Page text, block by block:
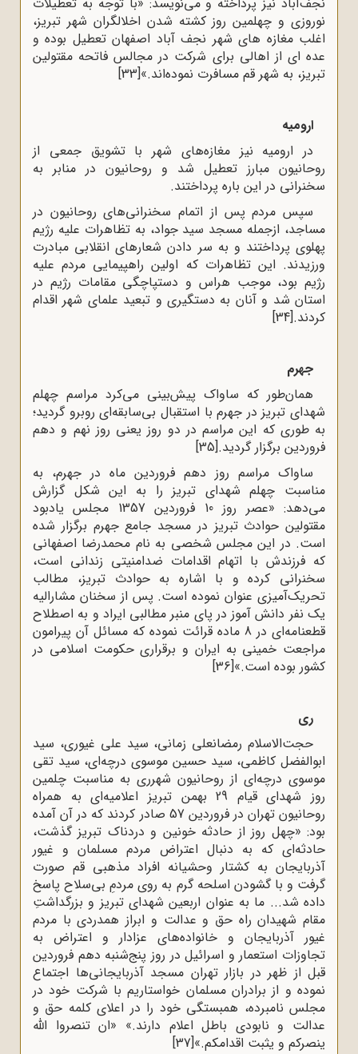
نوروزی و چهلمین روز کشته شدن اخلالگران شهر تبریز،
اغلب مغازه های شهر نجف آباد اصفهان تعطیل بوده و
عده ای از اهالی برای شرکت در مجالس فاتحه مقتولین
تبریز، به شهر قم مسافرت نموده‌اند.»[33]
ارومیه
در ارومیه نیز مغازه‌های شهر با تشویق جمعی از
روحانیون مبارز تعطیل شد و روحانیون در منابر به
سخنرانی در این باره پرداختند.
سپس مردم پس از اتمام سخنرانی‌های روحانیون در
مساجد، ازجمله مسجد سید جواد، به تظاهرات علیه رژیم
پهلوی پرداختند و به سر دادن شعارهای انقلابی مبادرت
ورزیدند. این تظاهرات که اولین راهپیمایی مردم علیه
رژیم بود، موجب هراس و دستپاچگی مقامات رژیم در
استان شد و آنان به دستگیری و تبعید علمای شهر اقدام
کردند.[34]
جهرم
همان‌طور که ساواک پیش‌بینی می‌کرد مراسم چهلم
شهدای تبریز در جهرم با استقبال بی‌سابقه‌ای روبرو گردید؛
به طوری که این مراسم در دو روز یعنی روز نهم و دهم
فروردین برگزار گردید.[35]
ساواک مراسم روز دهم فروردین ماه در جهرم، به
مناسبت چهلم شهدای تبریز را به این شکل گزارش
می‌دهد: «عصر روز 10 فروردین 1357 مجلس یادبود
مقتولین حوادث تبریز در مسجد جامع جهرم برگزار شده
است. در این مجلس شخصی به نام محمدرضا اصفهانی
که فرزندش با اتهام اقدامات ضدامنیتی زندانی است،
سخنرانی کرده و با اشاره به حوادث تبریز، مطالب
تحریک‌آمیزی عنوان نموده است. پس از سخنان مشارالیه
یک نفر دانش آموز در پای منبر مطالبی ایراد و به اصطلاح
قطعنامه‌ای در 8 ماده قرائت نموده که مسائل آن پیرامون
مراجعت خمینی به ایران و برقراری حکومت اسلامی در
کشور بوده است.»[36]
ری
حجت‌الاسلام رمضانعلی زمانی، سید علی غیوری، سید
ابوالفضل کاظمی، سید حسین موسوی درچه‌ای، سید تقی
موسوی درچه‌ای از روحانیون شهرری به‌ مناسبت چلمین
روز شهدای قیام 29 بهمن تبریز اعلامیه‌ای به همراه
روحانیون تهران در فروردین 57 صادر کردند که در آن آمده
بود: «چهل روز از حادثه‌ خونین و دردناک تبریز گذشت،
حادثه‌‌ای که به ‌دنبال اعتراض مردم مسلمان و غیور
آذربایجان به کشتار وحشیانه‌ افراد مذهبی قم صورت
گرفت و با گشودن اسلحه‌ گرم به روی مردمِ بی‌سلاح پاسخ
داده شد... ما به عنوان اربعین شهدای تبریز و بزرگداشتِ
مقام شهیدان راه حق و عدالت و ابراز همدردی با مردم
غیور آذربایجان و خانواده‌های عزادار و اعتراض به
تجاوزات استعمار و اسرائیل در روز پنج‌شنبه دهم فروردین
قبل از ظهر در بازار تهران مسجد آذربایجانی‌‌ها اجتماع
نموده و از برادران مسلمان خواستاریم با شرکت خود در
مجلس نامبرده، همبستگی خود را در اعلای کلمه‌ حق و
عدالت و نابودی باطل اعلام دارند.» «ان تنصروا ‌الله
ینصرکم و یثبت اقدامکم.»[37]